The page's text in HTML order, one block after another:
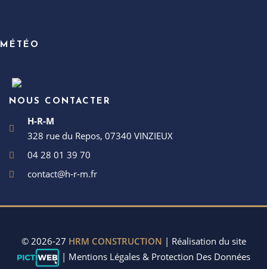
MÉTÉO
NOUS CONTACTER
H-R-M
328 rue du Repos, 07340 VINZIEUX
04 28 01 39 70
contact@h-r-m.fr
© 2026-27 HRM CONSTRUCTION | Réalisation du site
| Mentions Légales & Protection Des Données